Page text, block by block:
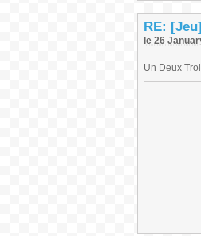
RE:
le 26
Un Deux